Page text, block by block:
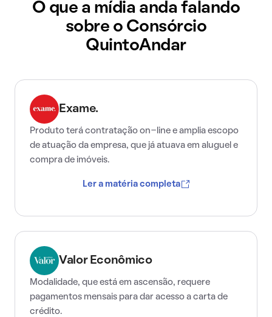
O que a mídia anda falando
sobre o Consórcio
QuintoAndar
Exame.
Produto terá contratação on-line e amplia escopo
de atuação da empresa, que já atuava em aluguel e
compra de imóveis.
Ler a matéria completa
Valor Econômico
Modalidade, que está em ascensão, requere
pagamentos mensais para dar acesso a carta de
crédito.